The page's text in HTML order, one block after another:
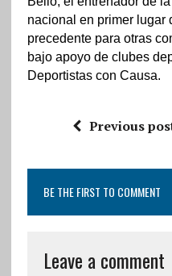
nacional en primer lugar
precedente para otras
bajo apoyo de clubes
Deportistas con Causa.
Previous
BE THE FIRST TO COMMENT
Leave a comment